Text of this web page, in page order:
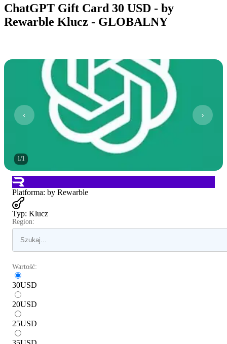
ChatGPT Gift Card 30 USD - by
Rewarble Klucz - GLOBALNY
1/1
Platforma: by Rewarble
Typ: Klucz
Region:
Wartość:
30USD
20USD
25USD